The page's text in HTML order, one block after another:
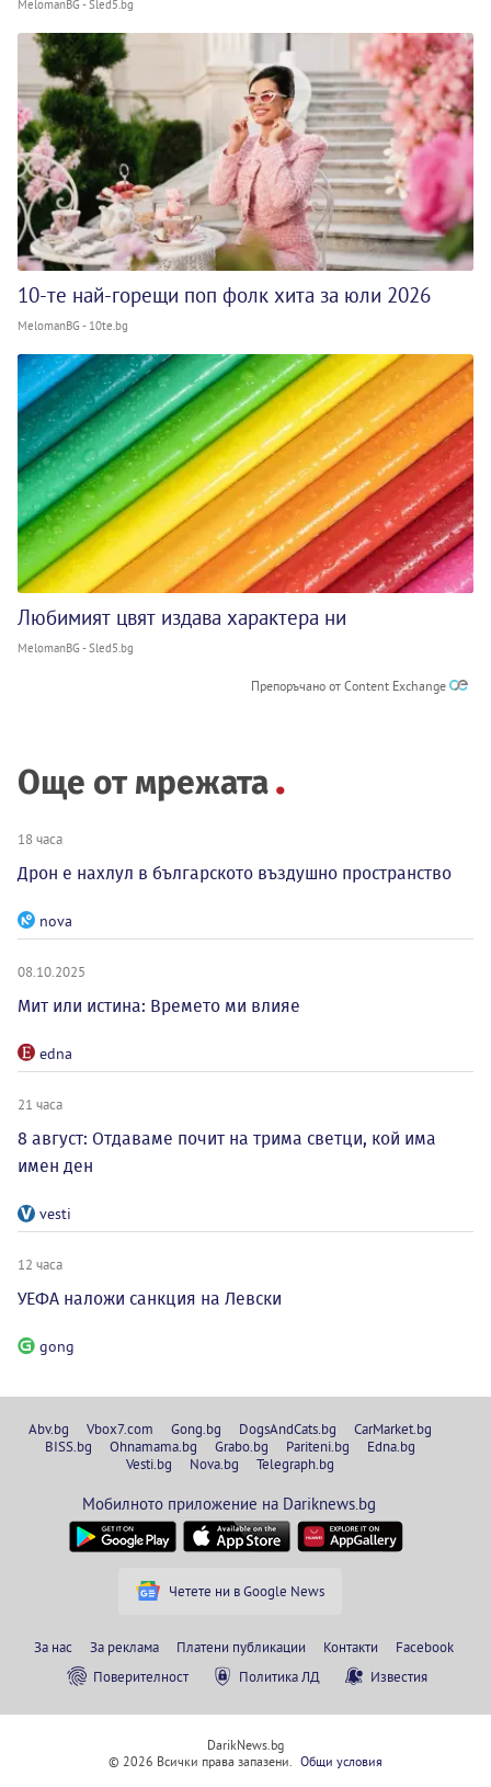
MelomanBG - Sled5.bg
10-те най-горещи поп фолк хита за юли 2026
MelomanBG - 10te.bg
Любимият цвят издава характера ни
MelomanBG - Sled5.bg
Препоръчано от Content Exchange
Още от мрежата
18 часа
Дрон е нахлул в българското въздушно пространство
nova
08.10.2025
Мит или истина: Времето ми влияе
edna
21 часа
8 август: Отдаваме почит на трима светци, кой има
имен ден
vesti
12 часа
УЕФА наложи санкция на Левски
gong
Abv.bg Vbox7.com Gong.bg DogsAndCats.bg
CarMarket.bg
BISS.bg
Ohnamama.bg Grabo.bg Pariteni.bg
Edna.bg
Vesti.bg
Nova.bg Telegraph.bg
Мобилното приложение на Dariknews.bg
Четете ни в Google News
За нас За реклама Платени публикации Контакти
Facebook
Поверителност
Политика ЛД Известия
DarikNews.bg
© 2026 Всички права запазени.
Общи условия